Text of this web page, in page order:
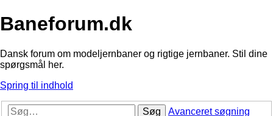
Baneforum.dk
Dansk forum om modeljernbaner og rigtige jernbaner. Stil dine
spørgsmål her.
Spring til indhold
Søg Avanceret søgning